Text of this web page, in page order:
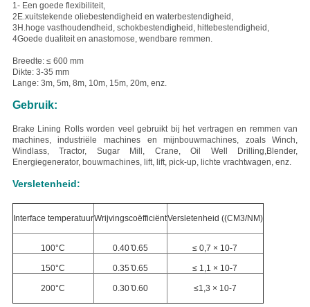
1- Een goede flexibiliteit,
2E.xuitstekende oliebestendigheid en waterbestendigheid,
3H.hoge vasthoudendheid, schokbestendigheid, hittebestendigheid,
4Goede dualiteit en anastomose, wendbare remmen.
Breedte: ≤ 600 mm
Dikte: 3-35 mm
Lange: 3m, 5m, 8m, 10m, 15m, 20m, enz.
Gebruik:
Brake Lining Rolls worden veel gebruikt bij het vertragen en remmen van
machines, industriële machines en mijnbouwmachines, zoals Winch,
Windlass, Tractor, Sugar Mill, Crane, Oil Well Drilling,Blender,
Energiegenerator, bouwmachines, lift, lift, pick-up, lichte vrachtwagen, enz.
Versletenheid:
Interface temperatuurWrijvingscoëfficiëntVersletenheid ((CM3/NM)
100°C 0.40 ̊0.65 ≤ 0,7 × 10-7
150°C 0.35 ̊0.65 ≤ 1,1 × 10-7
200°C 0.30 ̊0.60 ≤1,3 × 10-7